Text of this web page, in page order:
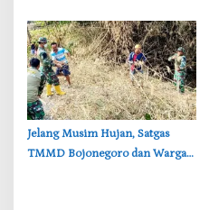
‎Jelang Musim Hujan, Satgas
TMMD Bojonegoro dan Warga